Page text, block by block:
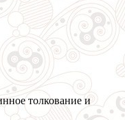
толкование и